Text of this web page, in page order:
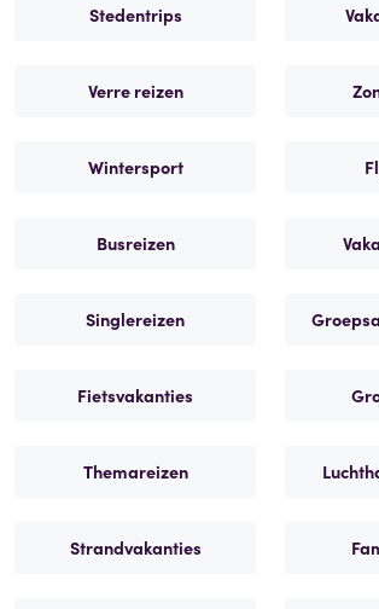
Stedentrips
Verre reizen
Wintersport
Busreizen
Singlereizen
Fietsvakanties
Themareizen
Strandvakanties